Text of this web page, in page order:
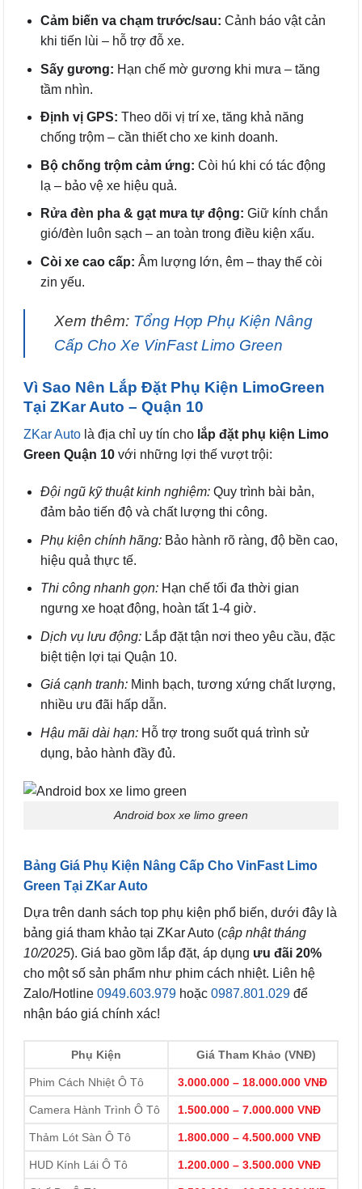
Cảm biến va chạm trước/sau: Cảnh báo vật cản
khi tiến lùi – hỗ trợ đỗ xe.
Sấy gương: Hạn chế mờ gương khi mưa – tăng
tầm nhìn.
Định vị GPS: Theo dõi vị trí xe, tăng khả năng
chống trộm – cần thiết cho xe kinh doanh.
Bộ chống trộm cảm ứng: Còi hú khi có tác động
lạ – bảo vệ xe hiệu quả.
Rửa đèn pha & gạt mưa tự động: Giữ kính chắn
gió/đèn luôn sạch – an toàn trong điều kiện xấu.
Còi xe cao cấp: Âm lượng lớn, êm – thay thế còi
zin yếu.
Xem thêm: Tổng Hợp Phụ Kiện Nâng
Cấp Cho Xe VinFast Limo Green
Vì Sao Nên Lắp Đặt Phụ Kiện LimoGreen
Tại ZKar Auto – Quận 10
ZKar Auto là địa chỉ uy tín cho lắp đặt phụ kiện Limo
Green Quận 10 với những lợi thế vượt trội:
Đội ngũ kỹ thuật kinh nghiệm:Quy trình bài bản,
đảm bảo tiến độ và chất lượng thi công.
Phụ kiện chính hãng:Bảo hành rõ ràng, độ bền cao,
hiệu quả thực tế.
Thi công nhanh gọn:Hạn chế tối đa thời gian
ngưng xe hoạt động, hoàn tất 1-4 giờ.
Dịch vụ lưu động:Lắp đặt tận nơi theo yêu cầu, đặc
biệt tiện lợi tại Quận 10.
Giá cạnh tranh:Minh bạch, tương xứng chất lượng,
nhiều ưu đãi hấp dẫn.
Hậu mãi dài hạn:Hỗ trợ trong suốt quá trình sử
dụng, bảo hành đầy đủ.
Android box xe limo green
Bảng Giá Phụ Kiện Nâng Cấp Cho VinFast Limo
Green Tại ZKar Auto
Dựa trên danh sách top phụ kiện phổ biến, dưới đây là
bảng giá tham khảo tại ZKar Auto (cập nhật tháng
10/2025). Giá bao gồm lắp đặt, áp dụng ưu đãi 20%
cho một số sản phẩm như phim cách nhiệt. Liên hệ
Zalo/Hotline 0949.603.979 hoặc 0987.801.029 để
nhận báo giá chính xác!
Phụ Kiện Giá Tham Khảo (VNĐ)
Phim Cách Nhiệt Ô Tô 3.000.000 – 18.000.000 VNĐ
Camera Hành Trình Ô Tô 1.500.000 – 7.000.000 VNĐ
Thảm Lót Sàn Ô Tô 1.800.000 – 4.500.000 VNĐ
HUD Kính Lái Ô Tô 1.200.000 – 3.500.000 VNĐ